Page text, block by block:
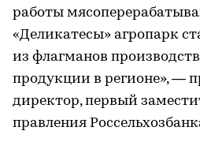
работы
«Деликатесы» агропарк
из флагманов
продукции в регионе», —
директор, первый
правления